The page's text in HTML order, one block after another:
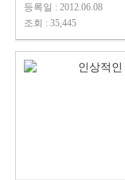
등록일 : 2012.06.08
조회 : 35,445